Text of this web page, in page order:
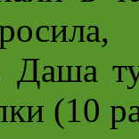
Даша
(10